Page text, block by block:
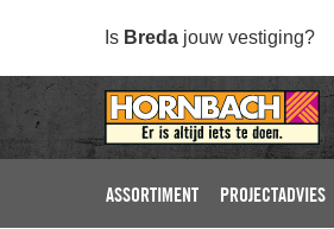
Is Breda jouw vestiging?
ASSORTIMENT PROJECTADVIES